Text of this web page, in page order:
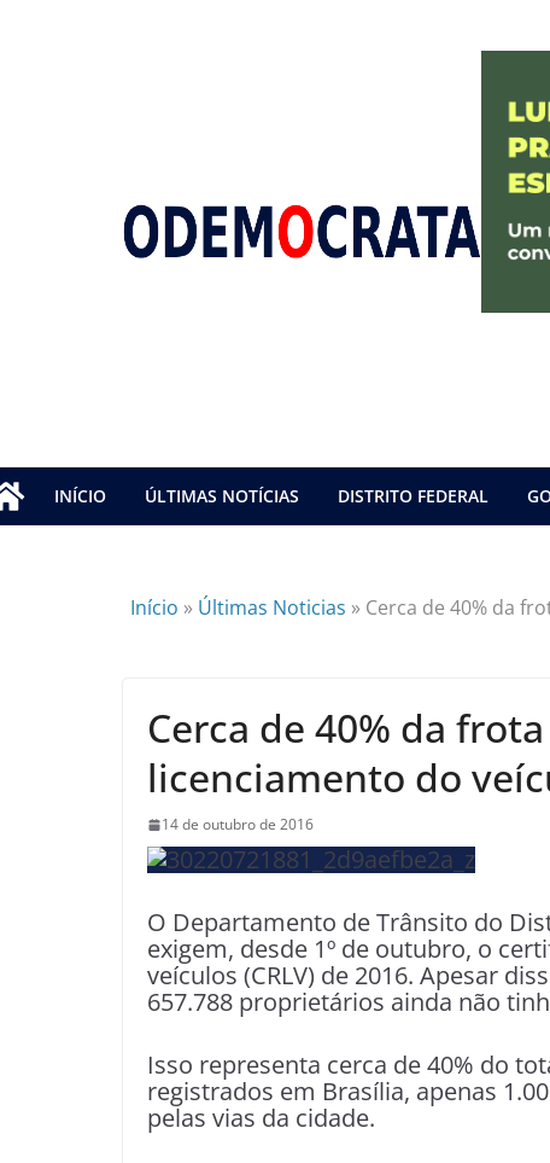
INÍCIO ÚLTIMAS NOTÍCIAS DISTRITO FEDERAL
Início » Últimas Noticias » Cerca de 40% da
Cerca de 40% da
licenciamento do
14 de outubro de 2016
O Departamento de Trânsito do
exigem, desde 1º de outubro, o
veículos (CRLV) de 2016. Apesar
657.788 proprietários ainda não
Isso representa cerca de 40% do
registrados em Brasília, apenas
pelas vias da cidade.